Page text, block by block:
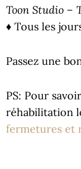
Toon Studio –
♦ Tous les
Passez une
PS: Pour
réhabilitation
fermetures et